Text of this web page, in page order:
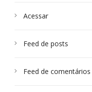
Acessar
Feed de posts
Feed de comentários